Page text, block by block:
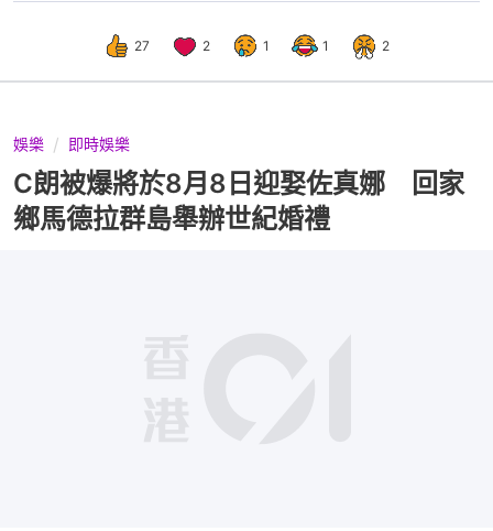
27 2 1 1 2
娛樂 即時娛樂
C朗被爆將於8月8日迎娶佐真娜 回家
鄉馬德拉群島舉辦世紀婚禮